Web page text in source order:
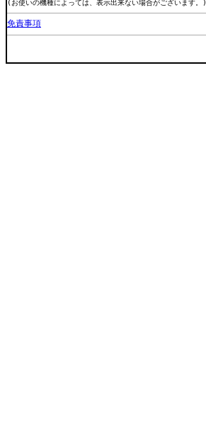
(お使いの機種によっては、表示出来ない場合がございます。)
免責事項